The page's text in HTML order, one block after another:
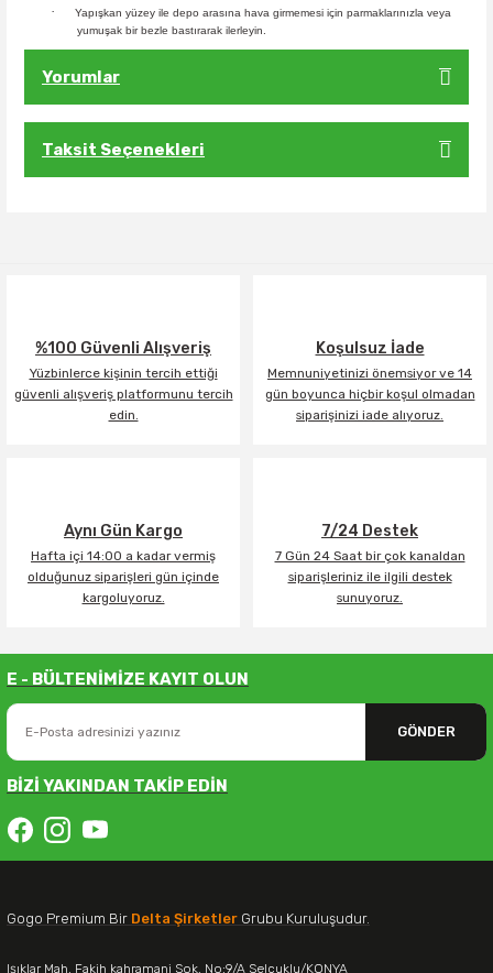
·
Yapışkan yüzey ile depo arasına hava girmemesi için parmaklarınızla veya
yumuşak bir bezle bastırarak ilerleyin.
Yorumlar
Taksit Seçenekleri
%100 Güvenli Alışveriş
Yüzbinlerce kişinin tercih ettiği
güvenli alışveriş platformunu tercih
edin.
Koşulsuz İade
Memnuniyetinizi önemsiyor ve 14
gün boyunca hiçbir koşul olmadan
siparişinizi iade alıyoruz.
Aynı Gün Kargo
Hafta içi 14:00 a kadar vermiş
olduğunuz siparişleri gün içinde
kargoluyoruz.
7/24 Destek
7 Gün 24 Saat bir çok kanaldan
siparişleriniz ile ilgili destek
sunuyoruz.
E - BÜLTENİMİZE KAYIT OLUN
GÖNDER
BİZİ YAKINDAN TAKİP EDİN
Gogo Premium Bir Delta Şirketler Grubu Kuruluşudur.
Işıklar Mah. Fakih kahramani Sok. No:9/A Selçuklu/KONYA